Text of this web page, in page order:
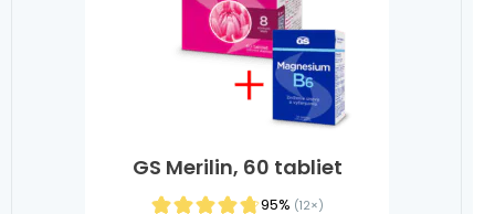
GS Merilin, 60 tabliet
95% (12×)